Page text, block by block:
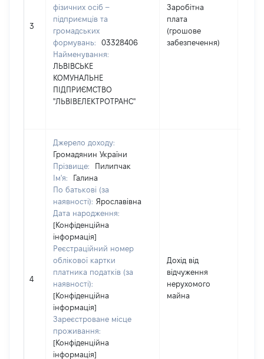
3
фізичних осіб –
підприємців та
громадських
формувань:
03328406
Найменування:
ЛЬВІВСЬКЕ
КОМУНАЛЬНЕ
ПІДПРИЄМСТВО
"ЛЬВІВЕЛЕКТРОТРАНС"
Заробітна
плата
(грошове
забезпечення)
4
Джерело доходу:
Громадянин України
Прізвище:
Пилипчак
Ім'я:
Галина
По батькові (за
наявності): Ярославівна
Дата народження:
[Конфіденційна
інформація]
Реєстраційний номер
облікової картки
платника податків (за
наявності):
[Конфіденційна
інформація]
Зареєстроване місце
проживання:
[Конфіденційна
інформація]
Дохід від
відчуження
нерухомого
майна